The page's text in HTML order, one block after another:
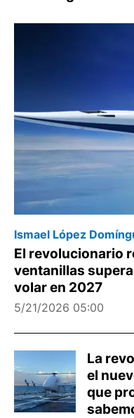
Ismael López
El revolucionario
ventanillas
volar en 2027
5/21/2026 05:00
La
el
que